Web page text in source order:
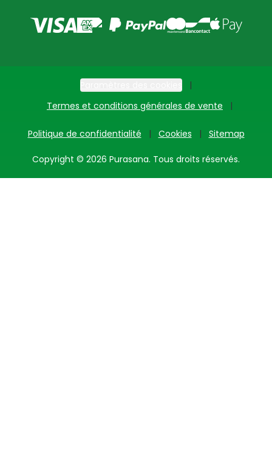
Termes et conditions générales de vente
Politique de confidentialité Cookies Sitemap
Copyright © 2026 Purasana. Tous droits réservés.